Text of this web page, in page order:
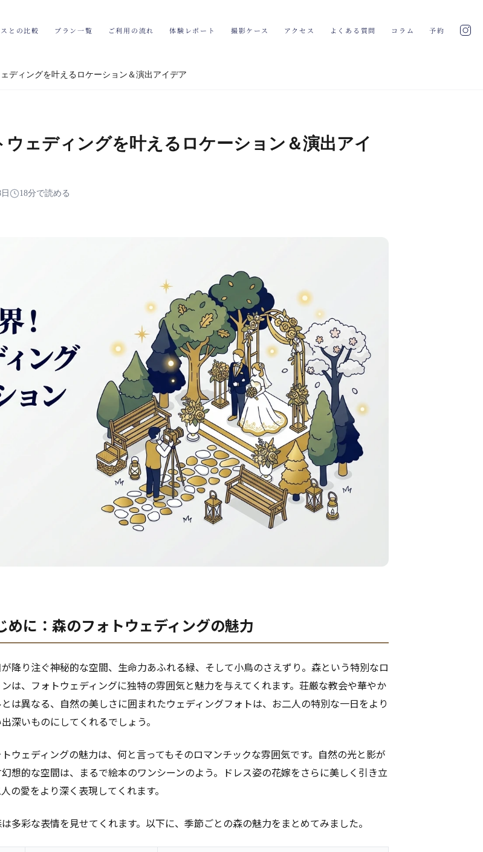
との比較 プラン一覧 ご利用の流れ 体験レポート 撮影ケース アクセス よくある質問 コラム 予約
ディングを叶えるロケーション＆演出アイデア
ェディングを叶えるロケーション＆演出アイ
18分で読める
めに：森のフォトウェディングの魅力
降り注ぐ神秘的な空間、生命力あふれる緑、そして小鳥のさえずり。森という特別なロ
は、フォトウェディングに独特の雰囲気と魅力を与えてくれます。荘厳な教会や華やか
は異なる、自然の美しさに囲まれたウェディングフォトは、お二人の特別な一日をより
深いものにしてくれるでしょう。
ウェディングの魅力は、何と言ってもそのロマンチックな雰囲気です。自然の光と影が
想的な空間は、まるで絵本のワンシーンのよう。ドレス姿の花嫁をさらに美しく引き立
の愛をより深く表現してくれます。
多彩な表情を見せてくれます。以下に、季節ごとの森の魅力をまとめてみました。